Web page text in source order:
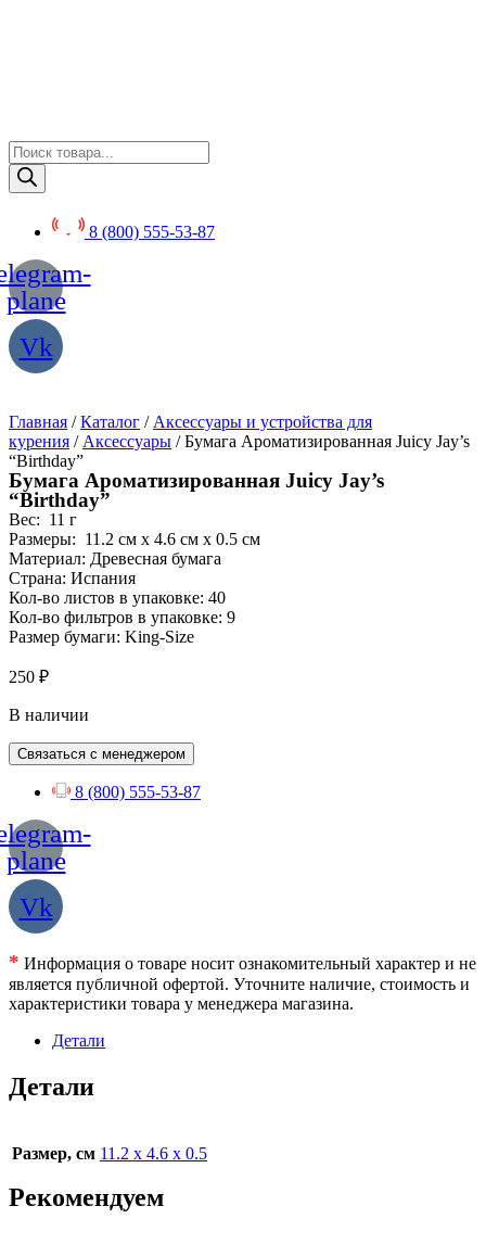
Поиск
товаров
8 (800) 555-53-87
plane
Vk
Главная /Каталог / Аксессуары и устройства для
курения / Аксессуары / Бумага Ароматизированная Juicy Jay’s
“Birthday”
Бумага Ароматизированная Juicy Jay’s
“Birthday”
Вес: 11 г
Размеры: 11.2 см x 4.6 см x 0.5 см
Материал: Древесная бумага
Страна: Испания
Кол-во листов в упаковке: 40
Кол-во фильтров в упаковке: 9
Размер бумаги: King-Size
250 ₽
В наличии
Связаться с менеджером
8 (800) 555-53-87
plane
Vk
* Информация о товаре носит ознакомительный характер и не
является публичной офертой. Уточните наличие, стоимость и
характеристики товара у менеджера магазина.
Детали
Детали
Размер, см 11.2 x 4.6 x 0.5
Рекомендуем